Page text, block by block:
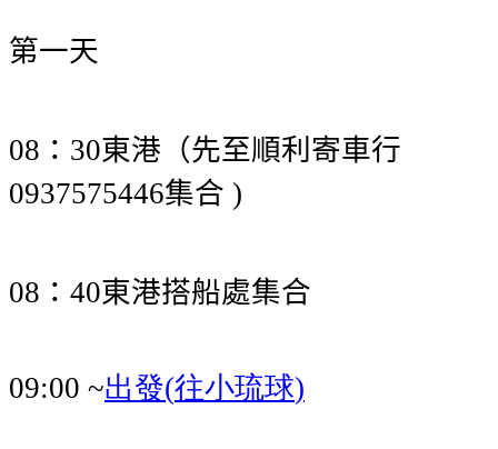
第一天
08 ： 30東港（先至順利寄車行
0937575446集合 )
08 ： 40東港搭船處集合
09:00 ~出發(往小琉球)